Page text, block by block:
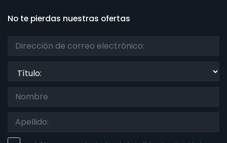
No te pierdas nuestras ofertas